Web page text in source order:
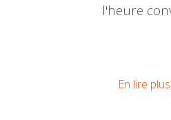
l'heure
En lire plus